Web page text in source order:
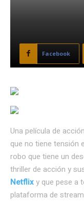
Facebook
Una película de
que no tiene tensión
robo que tiene un
thriller de acción y
Netflixy que pese a
plataforma de